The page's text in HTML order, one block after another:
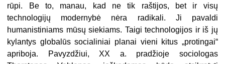
rūpi. Be to, manau, kad ne tik raštijos, bet ir visų
technologijų modernybė nėra radikali. Ji pavaldi
humanistiniams mūsų siekiams. Taigi technologijos ir iš jų
kylantys globalūs socialiniai planai vieni kitus „protingai“
apriboja. Pavyzdžiui, XX a. pradžioje sociologas